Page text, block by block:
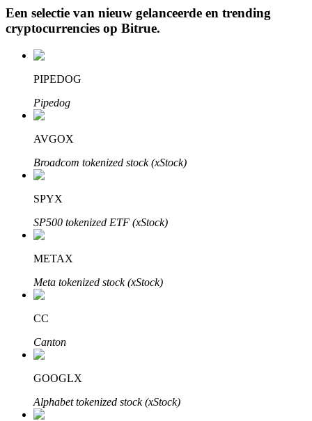
Auto Invest
Leer staken
Meer informatie over het verdienen van passief inkomen
Bitrue
AI
Een selectie van nieuw gelanceerde en trending
cryptocurrencies op Bitrue.
PIPEDOG
Pipedog
AVGOX
Broadcom tokenized stock (xStock)
SPYX
SP500 tokenized ETF (xStock)
METAX
Meta tokenized stock (xStock)
CC
Canton
GOOGLX
Alphabet tokenized stock (xStock)